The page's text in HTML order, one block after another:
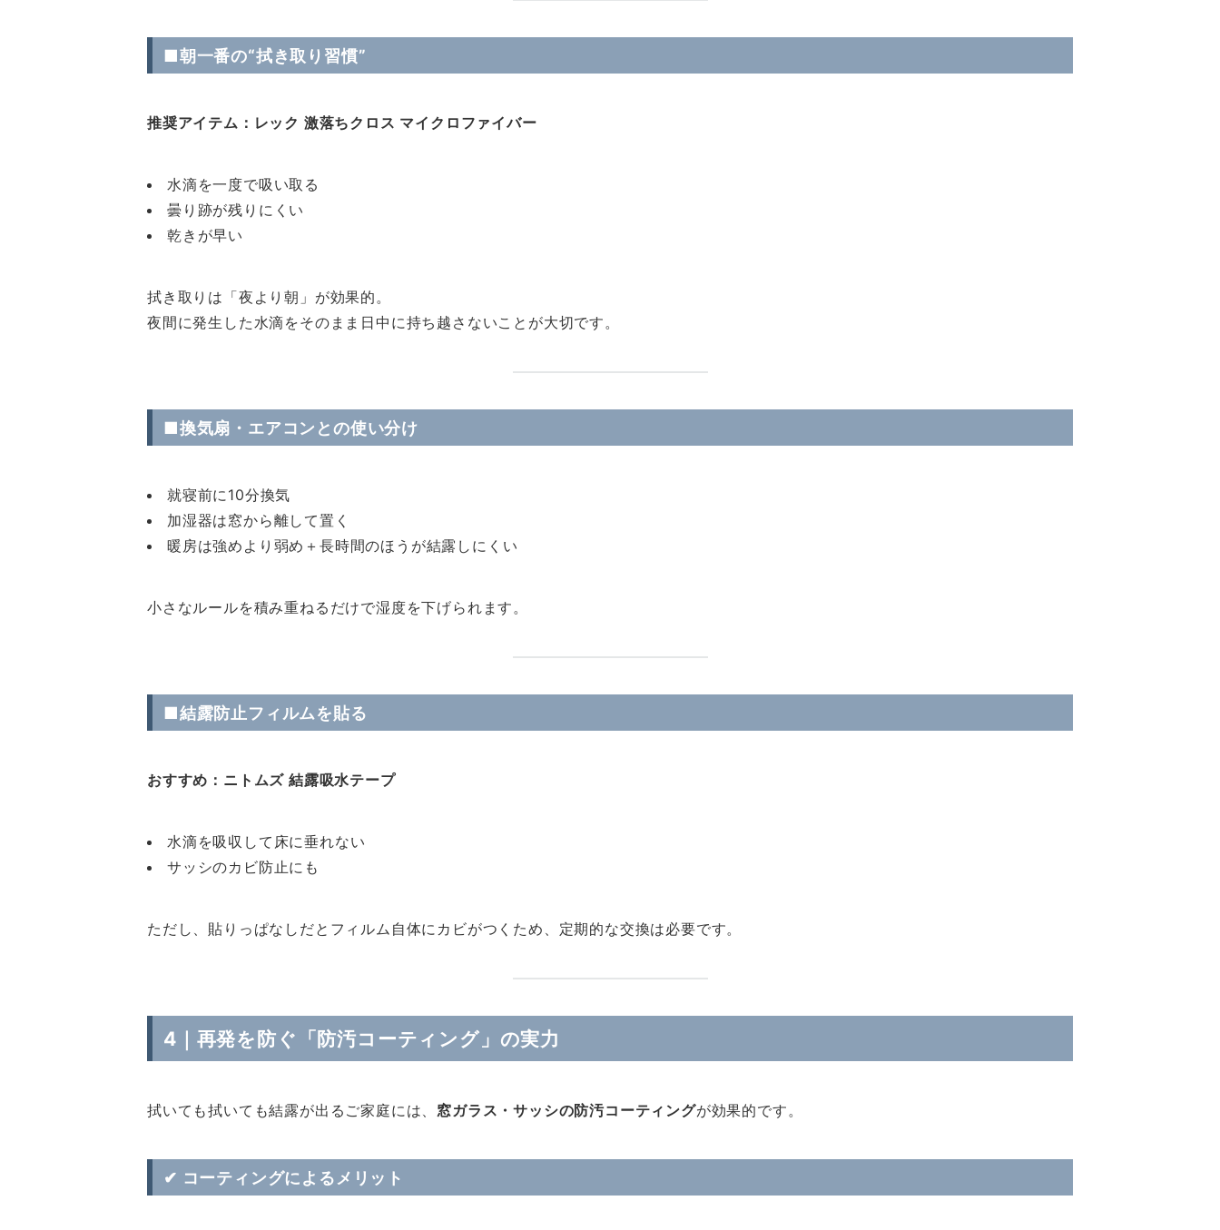
■朝一番の“拭き取り習慣”
推奨アイテム：レック 激落ちクロス マイクロファイバー
水滴を一度で吸い取る
曇り跡が残りにくい
乾きが早い
拭き取りは「夜より朝」が効果的。
夜間に発生した水滴をそのまま日中に持ち越さないことが大切です。
■換気扇・エアコンとの使い分け
就寝前に10分換気
加湿器は窓から離して置く
暖房は強めより弱め＋長時間のほうが結露しにくい
小さなルールを積み重ねるだけで湿度を下げられます。
■結露防止フィルムを貼る
おすすめ：ニトムズ 結露吸水テープ
水滴を吸収して床に垂れない
サッシのカビ防止にも
ただし、貼りっぱなしだとフィルム自体にカビがつくため、定期的な交換は必要です。
4｜再発を防ぐ「防汚コーティング」の実力
拭いても拭いても結露が出るご家庭には、 窓ガラス・サッシの防汚コーティングが効果的です。
✔ コーティングによるメリット